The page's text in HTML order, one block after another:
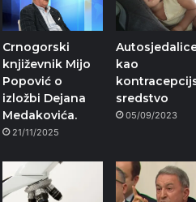
Crnogorski
književnik Mijo
Popović o
izložbi Dejana
Medakovića.
21/11/2025
kao
sredstvo
05/09/2023